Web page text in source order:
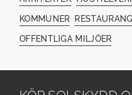
KOMMUNER
OFFENTLIGA MILJÖER